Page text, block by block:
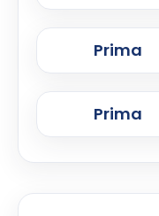
Prima
Prima